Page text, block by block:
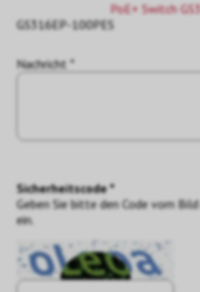
PoE+ Switch
GS316EP-100PES
Nachricht *
Sicherheitscode *
Geben Sie bitte den Code vom
ein.